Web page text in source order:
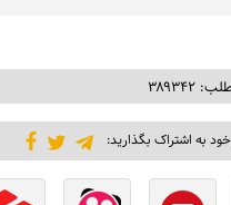
به اشتراک بگذارید: